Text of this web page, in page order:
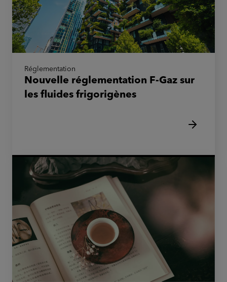
Réglementation
Nouvelle réglementation F-Gaz sur
les fluides frigorigènes